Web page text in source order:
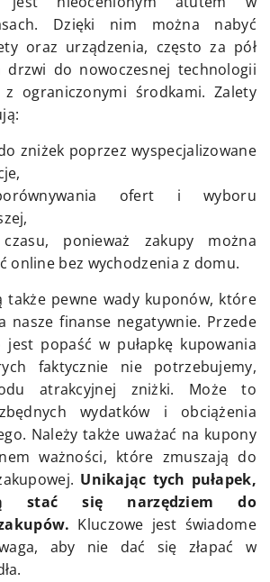
Dzięki nim można nabyć
oraz urządzenia, często za pół
drzwi do nowoczesnej technologii
ograniczonymi środkami. Zalety
zniżek poprzez wyspecjalizowane
ofert i wyboru
czasu, ponieważ zakupy można
online bez wychodzenia z domu.
także pewne wady kuponów, które
nasze finanse negatywnie. Przede
jest popaść w pułapkę kupowania
faktycznie nie potrzebujemy,
atrakcyjnej zniżki. Może to
wydatków i obciążenia
Należy także uważać na kupony
ważności, które zmuszają do
Unikając tych pułapek,
stać się narzędziem do
Kluczowe jest świadome
aby nie dać się złapać w